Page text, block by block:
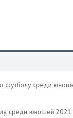
футболу среди
среди юношей 2021